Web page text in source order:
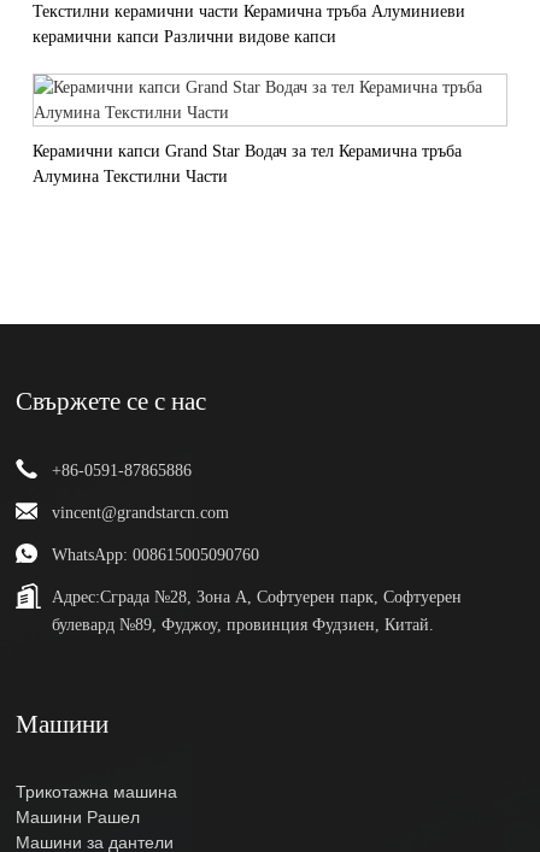
Текстилни керамични части Керамична тръба Алуминиеви
керамични капси Различни видове капси
Керамични капси Grand Star Водач за тел Керамична тръба
Алумина Текстилни Части
Свържете се с нас
+86-0591-87865886
vincent@grandstarcn.com
WhatsApp: 008615005090760
Адрес:Сграда №28, Зона А, Софтуерен парк, Софтуерен
булевард №89, Фуджоу, провинция Фудзиен, Китай.
Машини
Трикотажна машина
Машини Рашел
Машини за дантели